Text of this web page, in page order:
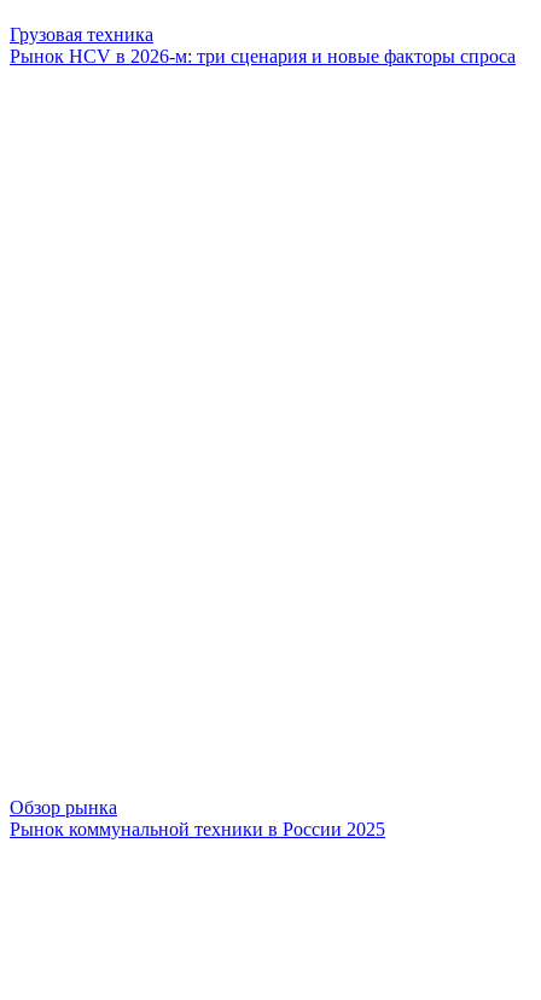
Грузовая техника
Рынок HCV в 2026-м: три сценария и новые факторы спроса
Обзор рынка
Рынок коммунальной техники в России 2025